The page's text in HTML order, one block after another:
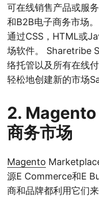
可在线销售产品或服
和B2B电子商务市场
通过CSS，HTML或
场软件。 Sharetribe
络托管以及所有在线
轻松地创建新的市场
2. Magento
商务市场
Magento
源E Commerce和E
商和品牌都利用它们